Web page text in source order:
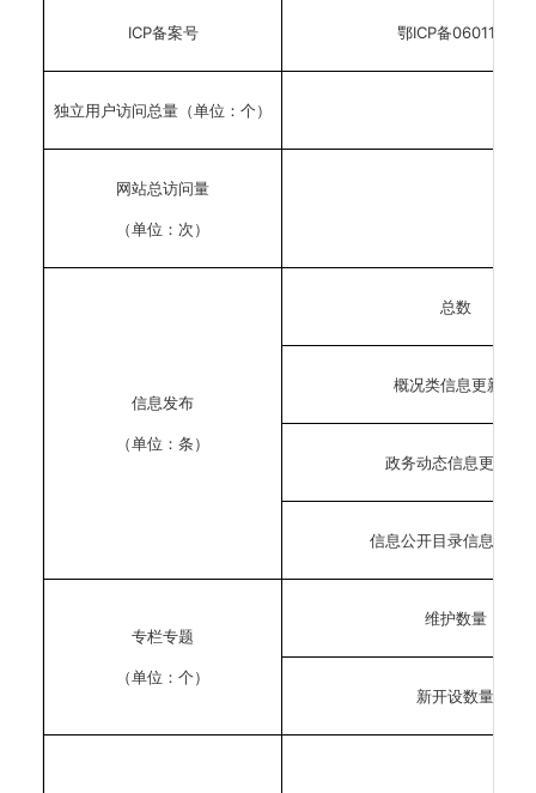
ICP备案号 鄂ICP备06011419
独立用户访问总量（单位：个）
网站总访问量
（单位：次）
信息发布
（单位：条）
总数
概况类信息更新量
政务动态信息更新量
信息公开目录信息更新
专栏专题
（单位：个）
维护数量
新开设数量